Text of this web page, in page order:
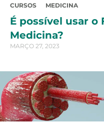
CURSOS MEDICINA
É possível usar o
Medicina?
MARÇO 27, 2023